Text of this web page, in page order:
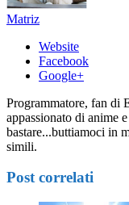
Matriz
Website
Facebook
Google+
Programmatore, fan di
appassionato di anime
bastare...buttiamoci in
simili.
Post correlati